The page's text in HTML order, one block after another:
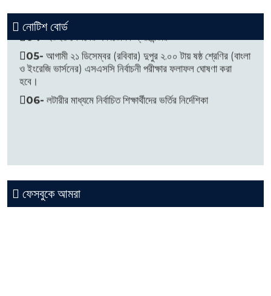
নোটিশ বোর্ড
03-বার্ষিক ক্রীড়া প্রতিযোগিতা, ২০২৬
04-২০২৬ সেশনের একাডেমিক ক্যালেন্ডার
05-
আগামী ২১ ডিসেম্বর (রবিবার) দুপুর ২.০০ টায় ষষ্ঠ শ্রেণির (বাংলা
ও ইংরেজি ভার্সনের) এসএসসি নির্বাচনী পরীক্ষার ফলাফল ঘোষণা করা
হবে।
06-
লটারীর মাধ্যমে নির্বাচিত শিক্ষার্থীদের ভর্তির নির্দেশিকা
ফেসবুকে আমরা